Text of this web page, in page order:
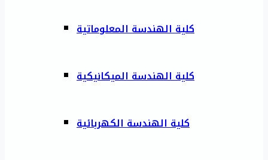
كلية الهندسة المعلوماتية
كلية الهندسة الميكانيكية
كلية الهندسة الكهربائية